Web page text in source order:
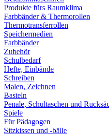
Produkte fürs Raumklima
Farbbänder & Thermorollen
Thermotransferrollen
Speichermedien
Farbbänder
Zubehör
Schulbedarf
Hefte, Einbände
Schreiben
Malen, Zeichnen
Basteln
Penale, Schultaschen und
Spiele
Für Pädagogen
Sitzkissen und -bälle